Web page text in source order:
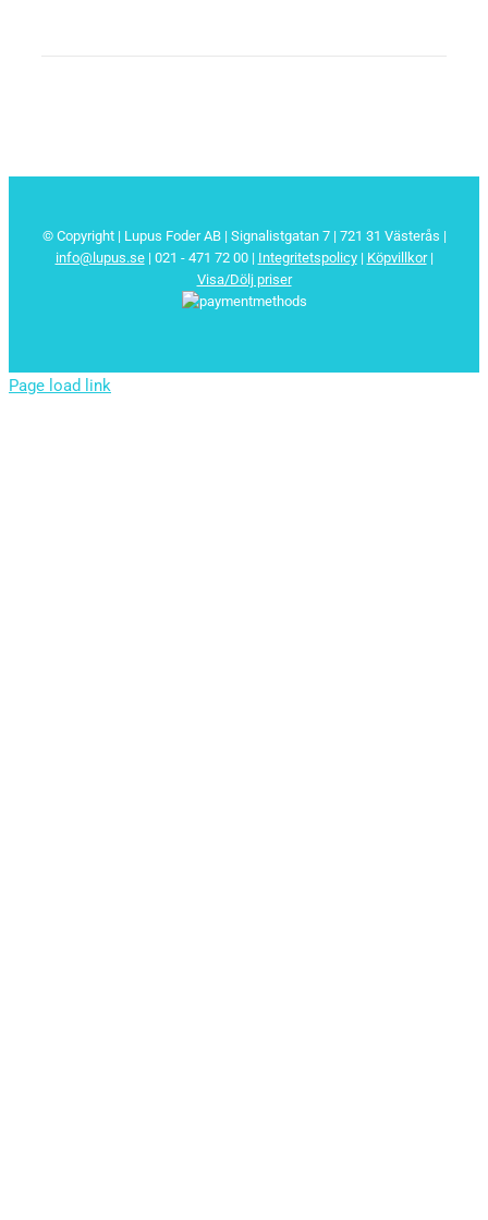
© Copyright | Lupus Foder AB | Signalistgatan 7 | 721 31 Västerås |
info@lupus.se| 021 - 471 72 00 | Integritetspolicy| Köpvillkor|
Visa/Dölj priser
Page load link